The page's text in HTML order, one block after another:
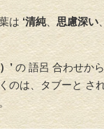
は ‘清純、 思慮深い
’ の 語呂 合わせか
のは、タブーと さ